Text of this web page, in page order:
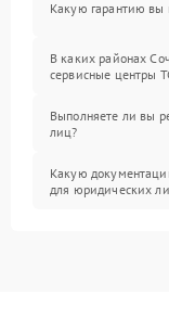
Какую гарантию вы
В каких районах
сервисные центры
Выполняете ли вы
лиц?
Какую
для юридических